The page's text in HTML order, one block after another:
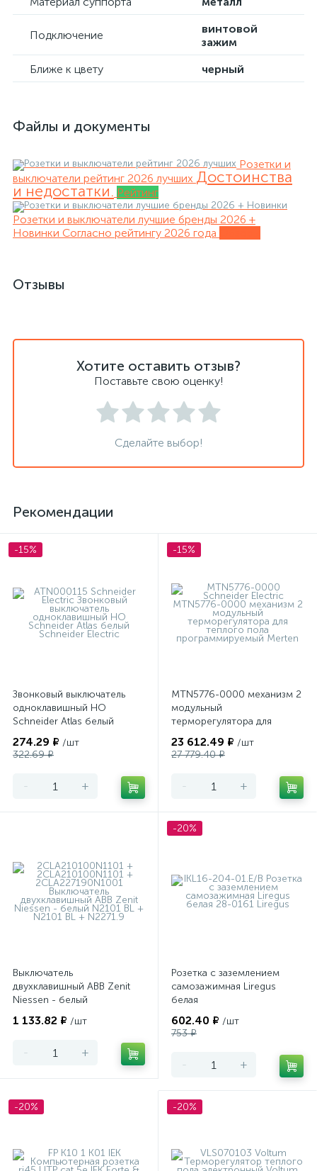
Подключение
винтовой
зажим
Ближе к цвету
черный
Файлы и документы
Розетки и
выключатели рейтинг 2026 лучших Достоинства
и недостатки. Рейтинг
Розетки и выключатели лучшие бренды 2026 +
Новинки Согласно рейтингу 2026 года
Отзывы
Хотите оставить отзыв?
Поставьте свою оценку!
Сделайте выбор!
Рекомендации
-15%
Звонковый выключатель
одноклавишный НО
Schneider Atlas белый
274.29 ₽ /шт
322.69 ₽
- +
-15%
MTN5776-0000 механизм 2
модульный
терморегулятора для
программируемый Merten
23 612.49 ₽ /шт
27 779.40 ₽
- +
Выключатель
двухклавишный ABB Zenit
Niessen - белый
1 133.82 ₽ /шт
- +
-20%
Розетка с заземлением
самозажимная Liregus
белая
602.40 ₽ /шт
753 ₽
- +
-20% -20%